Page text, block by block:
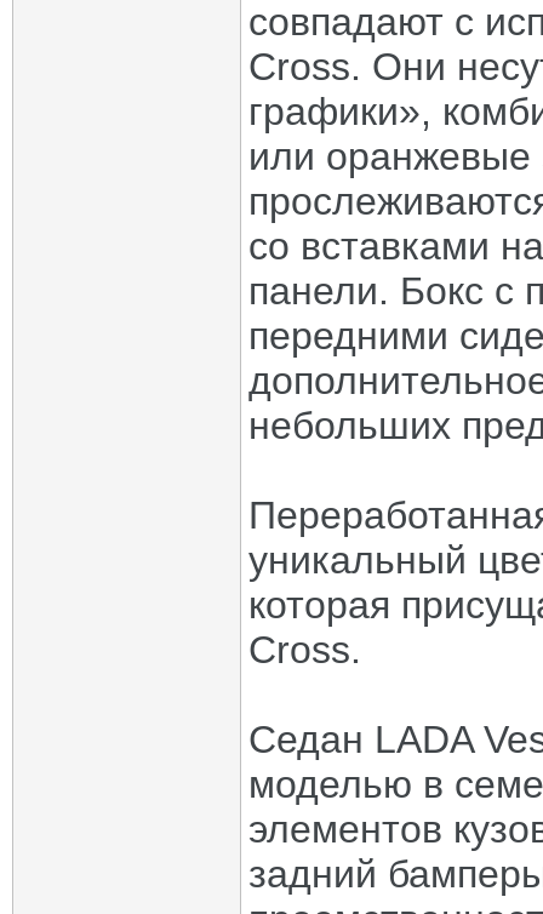
совпадают с
Cross. Они
графики»,
или оранжевые
со вставками
панели. Бокс с
передними
небольших
уникальный
которая
Cross.
Седан LADA
моделью в
элементов
задний